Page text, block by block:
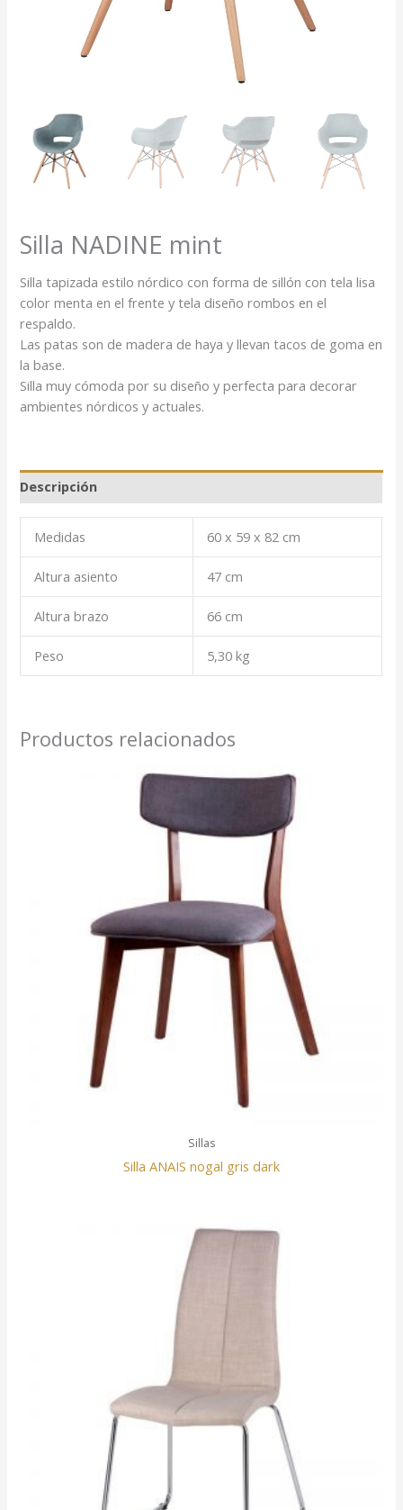
Silla NADINE mint
Silla tapizada estilo nórdico con forma de sillón con tela lisa
color menta en el frente y tela diseño rombos en el
respaldo.
Las patas son de madera de haya y llevan tacos de goma en
la base.
Silla muy cómoda por su diseño y perfecta para decorar
ambientes nórdicos y actuales.
Descripción
Medidas 60 x 59 x 82 cm
Altura asiento 47 cm
Altura brazo 66 cm
Peso 5,30 kg
Productos relacionados
Sillas
Silla ANAIS nogal gris dark